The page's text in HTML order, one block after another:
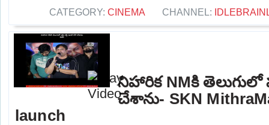
CATEGORY: CINEMA CHANNEL:
నిహారిక NMకి తెలుగులో
చేశాను- SKN
launch